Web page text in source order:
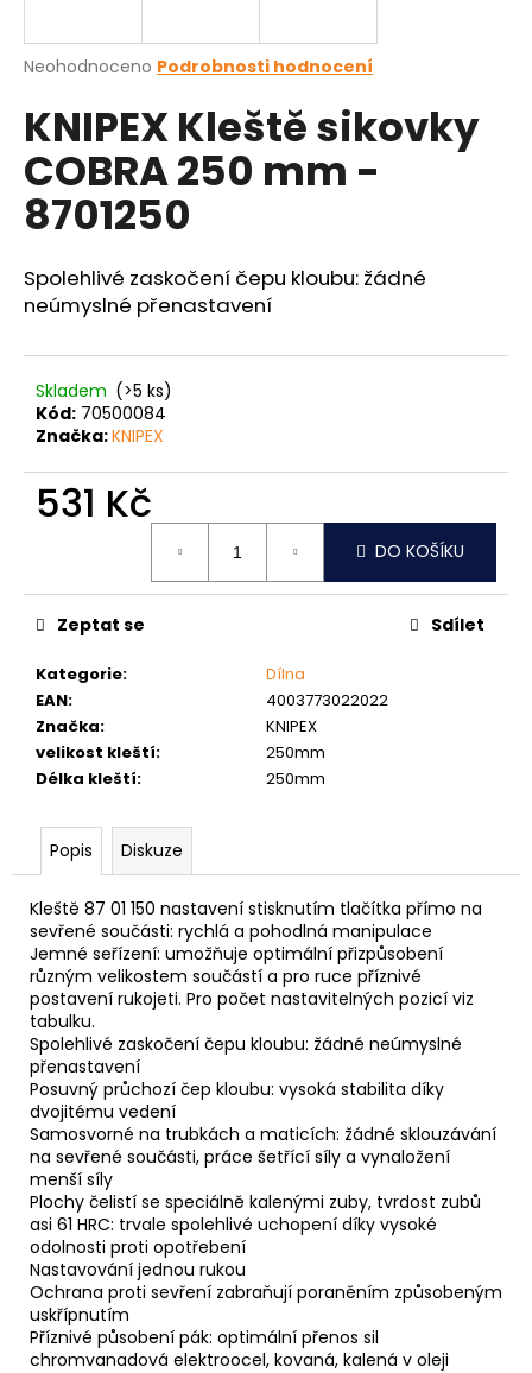
Průměrné
produktu
je
0,0
z
5
hvězdiček.
Neohodnoceno Podrobnosti hodnocení
KNIPEX Kleště sikovky
COBRA 250 mm -
8701250
Spolehlivé zaskočení čepu kloubu: žádné
neúmyslné přenastavení
Skladem (>5 ks)
Kód: 70500084
Značka:KNIPEX
531 Kč
DO KOŠÍKU
Kategorie:
Dílna
EAN:
4003773022022
Značka:
KNIPEX
velikost kleští:
250mm
Délka kleští: 250mm
Zeptat se Sdílet
Popis Diskuze
Kleště 87 01 150 nastavení stisknutím tlačítka přímo na
sevřené součásti: rychlá a pohodlná manipulace
Jemné seřízení: umožňuje optimální přizpůsobení
různým velikostem součástí a pro ruce příznivé
postavení rukojeti. Pro počet nastavitelných pozicí viz
tabulku.
Spolehlivé zaskočení čepu kloubu: žádné neúmyslné
přenastavení
Posuvný průchozí čep kloubu: vysoká stabilita díky
dvojitému vedení
Samosvorné na trubkách a maticích: žádné sklouzávání
na sevřené součásti, práce šetřící síly a vynaložení
menší síly
Plochy čelistí se speciálně kalenými zuby, tvrdost zubů
asi 61 HRC: trvale spolehlivé uchopení díky vysoké
odolnosti proti opotřebení
Nastavování jednou rukou
Ochrana proti sevření zabraňují poraněním způsobeným
uskřípnutím
Příznivé působení pák: optimální přenos sil
chromvanadová elektroocel, kovaná, kalená v oleji
j
t
?
HLEDAT
D
o
p
r
u
j
e
m
e
NÝT
TRHACÍ
PRŮMĚR
AL/ST
1,50